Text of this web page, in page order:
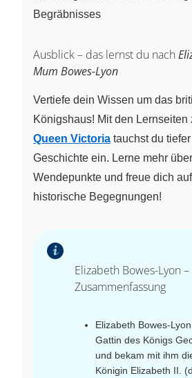
Begräbnisses
Ausblick – das lernst du nach
Mum Bowes-Lyon
Vertiefe dein Wissen um das
Königshaus! Mit den Lernseiten
Queen Victoria tauchst du
Geschichte ein. Lerne mehr
Wendepunkte und freue dich
historische Begegnungen!
Elizabeth Bowes-Lyon –
Zusammenfassung
Elizabeth Bowes-
Gattin des Königs
und bekam mit ihm
Königin Elizabeth II.